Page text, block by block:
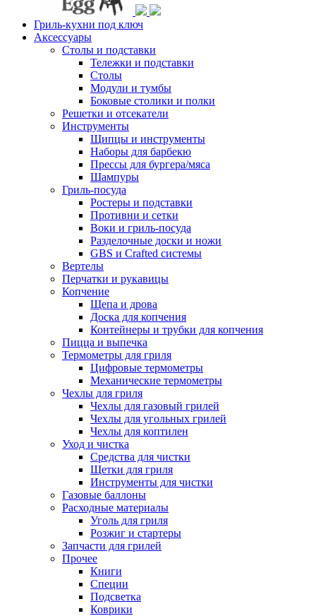
Гриль-кухни под ключ
Аксессуары
Столы и подставки
Тележки и подставки
Столы
Модули и тумбы
Боковые столики и полки
Решетки и отсекатели
Инструменты
Щипцы и инструменты
Наборы для барбекю
Прессы для бургера/мяса
Шампуры
Гриль-посуда
Ростеры и подставки
Противни и сетки
Воки и гриль-посуда
Разделочные доски и ножи
GBS и Crafted системы
Вертелы
Перчатки и рукавицы
Копчение
Щепа и дрова
Доска для копчения
Контейнеры и трубки для копчения
Пицца и выпечка
Термометры для гриля
Цифровые термометры
Механические термометры
Чехлы для гриля
Чехлы для газовый грилей
Чехлы для угольных грилей
Чехлы для коптилен
Уход и чистка
Средства для чистки
Щетки для гриля
Инструменты для чистки
Газовые баллоны
Расходные материалы
Уголь для гриля
Розжиг и стартеры
Запчасти для грилей
Прочее
Книги
Специи
Подсветка
Коврики